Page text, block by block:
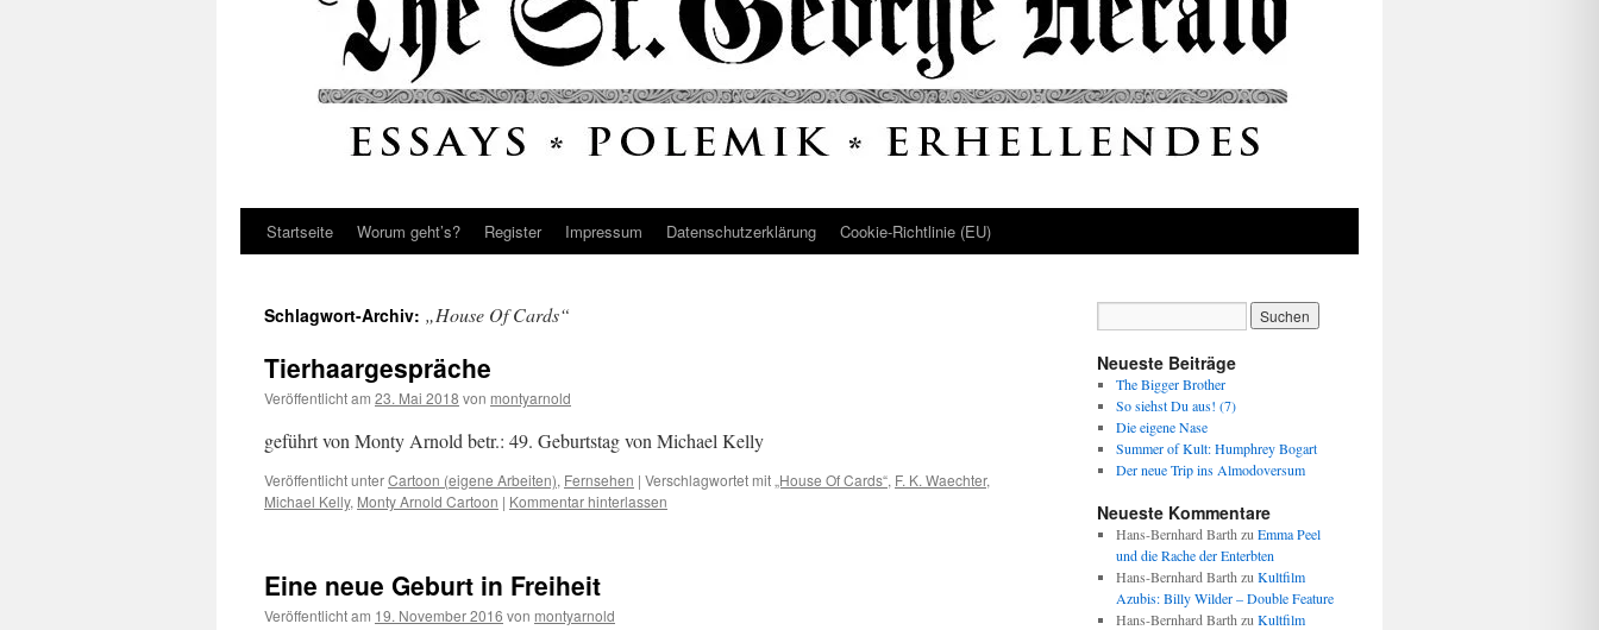
Startseite Worum geht’s? Register Impressum Datenschutz­erklärung Cookie-Richtlinie (EU)
Schlagwort-Archiv: „House Of Cards“
Tierhaargespräche
Veröffentlicht am 23. Mai 2018 von montyarnold
geführt von Monty Arnold betr.: 49. Geburtstag von Michael Kelly
Veröffentlicht unterCartoon (eigene Arbeiten), Fernsehen | Verschlagwortet mit „House Of Cards“, F. K. Waechter,
Michael Kelly, Monty Arnold Cartoon | Kommentar hinterlassen
Eine neue Geburt in Freiheit
Veröffentlicht am 19. November 2016 von montyarnold
Neueste Beiträge
The Bigger Brother
So siehst Du aus! (7)
Die eigene Nase
Summer of Kult: Humphrey Bogart
Der neue Trip ins Almodoversum
Neueste Kommentare
Hans-Bernhard Barth zu Emma Peel
und die Rache der Enterbten
Hans-Bernhard Barth zu Kultfilm
Azubis: Billy Wilder – Double Feature
Hans-Bernhard Barth zu Kultfilm